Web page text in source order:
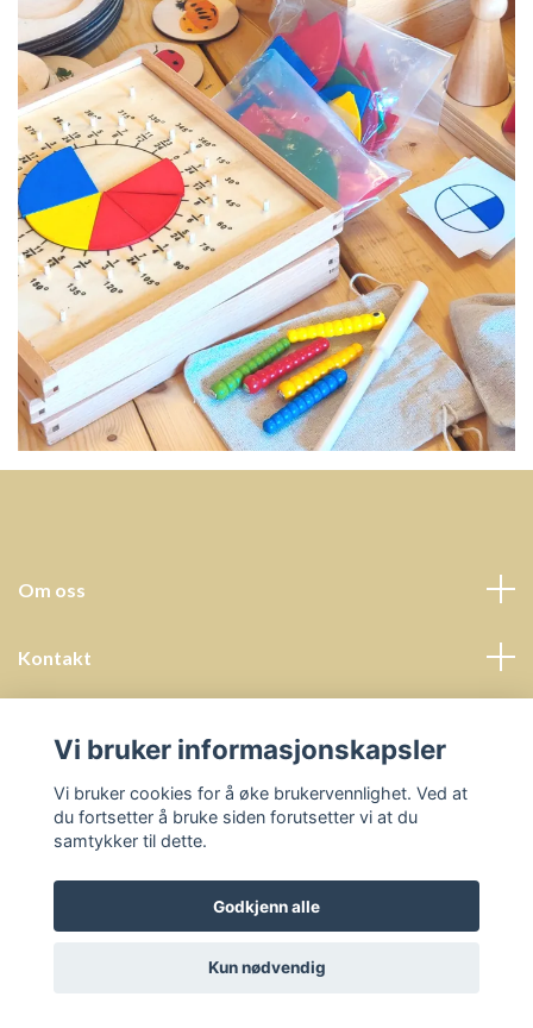
Om oss
Kontakt
Sosiale medier
© 2026 Undervisningsressurser - Prosjektbyrå Helena Hals
Vi bruker informasjonskapsler
Vi bruker cookies for å øke brukervennlighet. Ved at
du fortsetter å bruke siden forutsetter vi at du
samtykker til dette.
Godkjenn alle
Kun nødvendig